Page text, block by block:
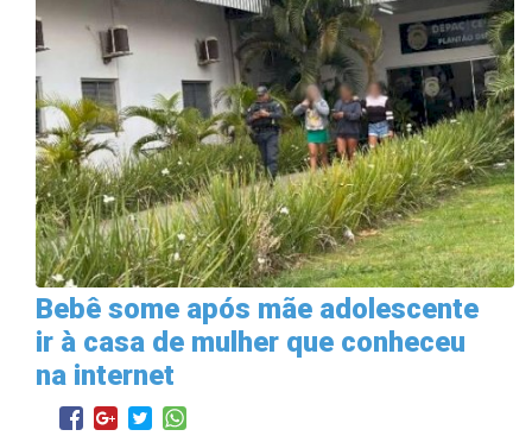
Bebê some após mãe adolescente
ir à casa de mulher que conheceu
na internet